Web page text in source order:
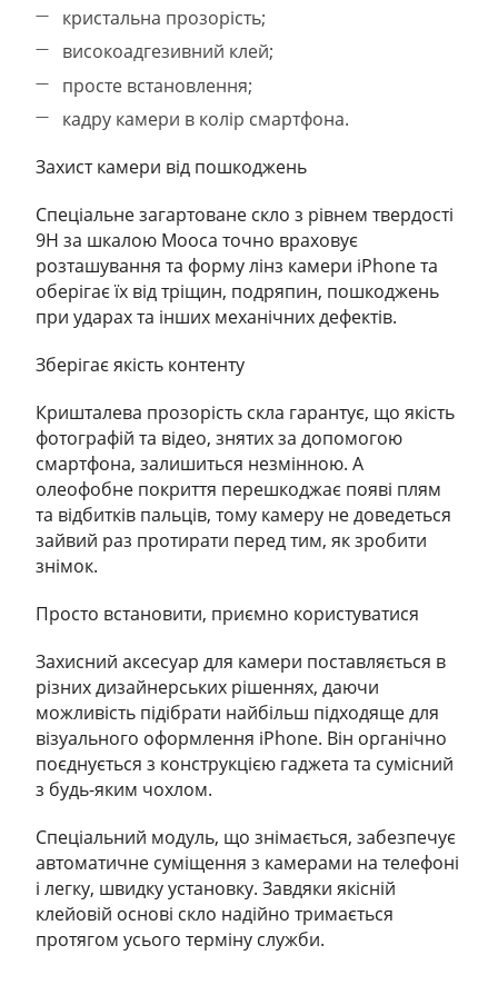
кристальна прозорість;
високоадгезивний клей;
просте встановлення;
кадру камери в колір смартфона.
Захист камери від пошкоджень
Спеціальне загартоване скло з рівнем твердості
9Н за шкалою Мооса точно враховує
розташування та форму лінз камери iPhone та
оберігає їх від тріщин, подряпин, пошкоджень
при ударах та інших механічних дефектів.
Зберігає якість контенту
Кришталева прозорість скла гарантує, що якість
фотографій та відео, знятих за допомогою
смартфона, залишиться незмінною. А
олеофобне покриття перешкоджає появі плям
та відбитків пальців, тому камеру не доведеться
зайвий раз протирати перед тим, як зробити
знімок.
Просто встановити, приємно користуватися
Захисний аксесуар для камери поставляється в
різних дизайнерських рішеннях, даючи
можливість підібрати найбільш підходяще для
візуального оформлення iPhone. Він органічно
поєднується з конструкцією гаджета та сумісний
з будь-яким чохлом.
Спеціальний модуль, що знімається, забезпечує
автоматичне суміщення з камерами на телефоні
і легку, швидку установку. Завдяки якісній
клейовій основі скло надійно тримається
протягом усього терміну служби.